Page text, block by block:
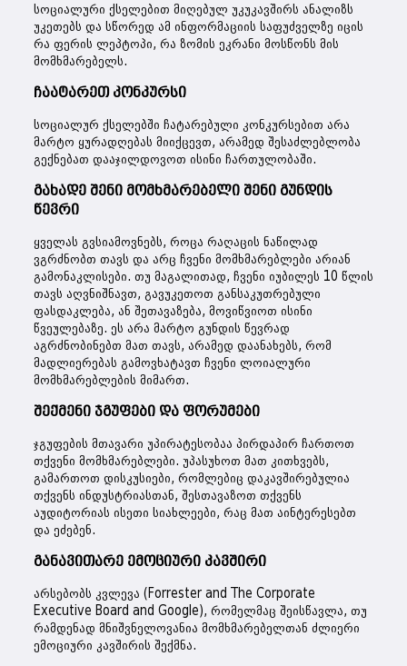
სოციალური ქსელებით მიღებულ უკუკავშირს ანალიზს
უკეთებს და სწორედ ამ ინფორმაციის საფუძველზე იცის
რა ფერის ლეპტოპი, რა ზომის ეკრანი მოსწონს მის
მომხმარებელს.
ჩაატარეთ კონკურსი
სოციალურ ქსელებში ჩატარებული კონკურსებით არა
მარტო ყურადღებას მიიქცევთ, არამედ შესაძლებლობა
გექნებათ დააჯილდოვოთ ისინი ჩართულობაში.
გახადე შენი მომხმარებელი შენი გუნდის
წევრი
ყველას გვსიამოვნებს, როცა რაღაცის ნაწილად
ვგრძნობთ თავს და არც ჩვენი მომხმარებლები არიან
გამონაკლისები. თუ მაგალითად, ჩვენი იუბილეს 10 წლის
თავს აღვნიშნავთ, გავუკეთოთ განსაკუთრებული
ფასდაკლება, ან შეთავაზება, მოვიწვიოთ ისინი
წვეულებაზე. ეს არა მარტო გუნდის წევრად
აგრძნობინებთ მათ თავს, არამედ დაანახებს, რომ
მადლიერებას გამოვხატავთ ჩვენი ლოიალური
მომხმარებლების მიმართ.
შექმენი ჯგუფები და ფორუმები
ჯგუფების მთავარი უპირატესობაა პირდაპირ ჩართოთ
თქვენი მომხმარებლები. უპასუხოთ მათ კითხვებს,
გამართოთ დისკუსიები, რომლებიც დაკავშირებულია
თქვენს ინდუსტრიასთან, შესთავაზოთ თქვენს
აუდიტორიას ისეთი სიახლეები, რაც მათ აინტერესებთ
და ეძებენ.
განავითარე ემოციური კავშირი
არსებობს კვლევა (Forrester and The Corporate
Executive Board and Google), რომელმაც შეისწავლა, თუ
რამდენად მნიშვნელოვანია მომხმარებელთან ძლიერი
ემოციური კავშირის შექმნა.